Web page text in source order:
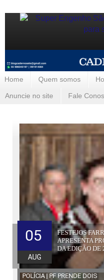
Home Quem somos
Anuncie no site Fale
FESTEJOS
APRESENTA
DA EDIÇÃO DE
05
AUG
POLÍCIA | PF PRENDE DOIS